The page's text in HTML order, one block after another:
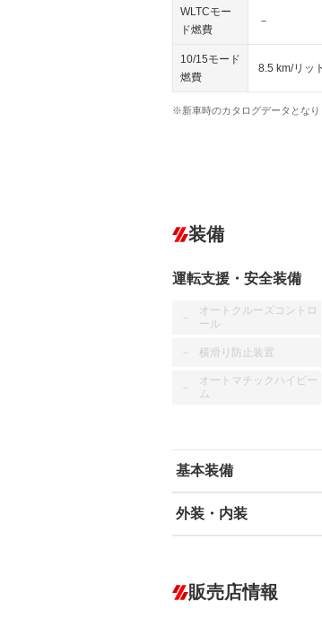
WLTCモー
ド燃費
－
10/15モード
燃費
8.5 km/リッ
※新車時のカタログデータとなり
装備
運転支援・安全装備
－
オートクルーズコントロ
ール
－ 横滑り防止装置
－
オートマチックハイビー
ム
基本装備
エアバッグ：運転席
－ ダウンヒルアシストコン
外装・内装
－ オーディオ
販売店情報